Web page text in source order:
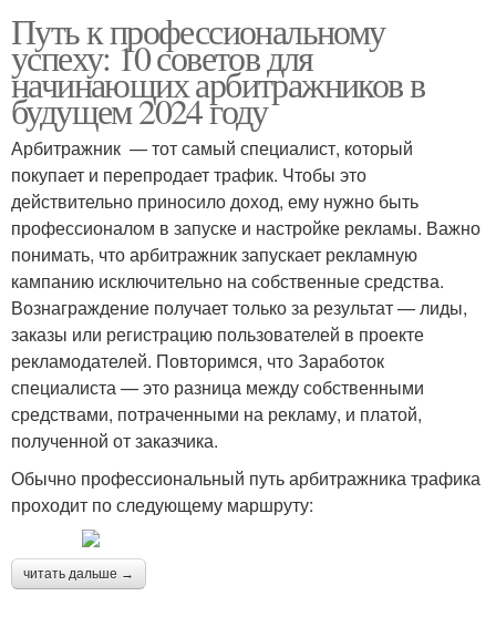
Путь к профессиональному
успеху: 10 советов для
начинающих арбитражников в
будущем 2024 году
Арбитражник — тот самый специалист, который
покупает и перепродает трафик. Чтобы это
действительно приносило доход, ему нужно быть
профессионалом в запуске и настройке рекламы. Важно
понимать, что арбитражник запускает рекламную
кампанию исключительно на собственные средства.
Вознаграждение получает только за результат — лиды,
заказы или регистрацию пользователей в проекте
рекламодателей. Повторимся, что Заработок
специалиста — это разница между собственными
средствами, потраченными на рекламу, и платой,
полученной от заказчика.
Обычно профессиональный путь арбитражника трафика
проходит по следующему маршруту:
читать дальше →